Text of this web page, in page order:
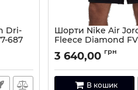
Dri-
687
Шорти Nike Air
Fleece Diamond
Артикул: FV7257-010-S
3 640,00 грн
В кошик